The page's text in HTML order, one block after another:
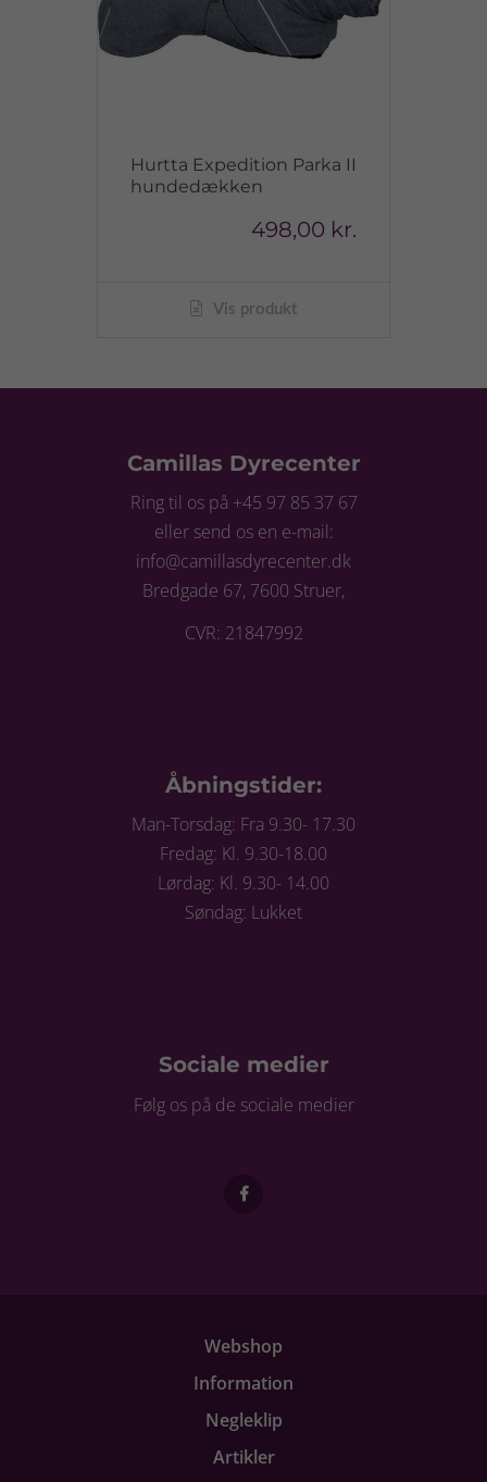
Hurtta Expedition Parka II
hundedækken
498,00 kr.
Vis produkt
Camillas Dyrecenter
Ring til os på +45 97 85 37 67
eller send os en e-mail:
info@camillasdyrecenter.dk
Bredgade 67, 7600 Struer,
CVR: 21847992
Åbningstider:
Man-Torsdag: Fra 9.30- 17.30
Fredag: Kl. 9.30-18.00
Lørdag: Kl. 9.30- 14.00
Søndag: Lukket
Sociale medier
Følg os på de sociale medier
Webshop
Information
Negleklip
Artikler